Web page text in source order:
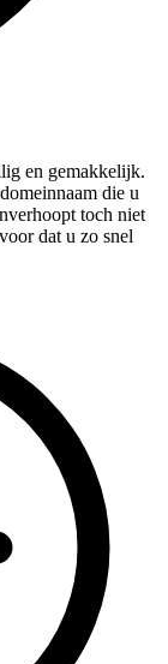
en gemakkelijk.
die u
toch niet
dat u zo snel